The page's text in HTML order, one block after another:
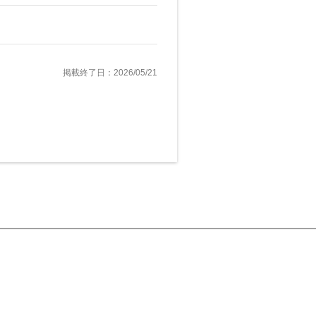
掲載終了日：2026/05/21